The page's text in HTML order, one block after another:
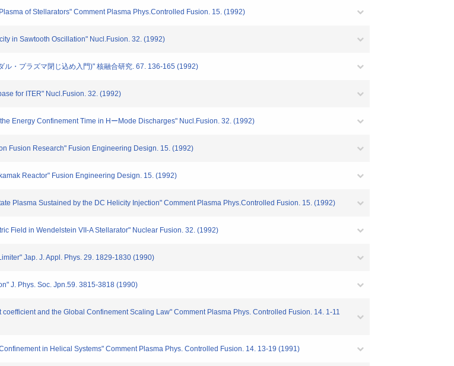
of Stellarators" Comment Plasma Phys.Controlled Fusion. 15. (1992)
in Sawtooth Oscillation" Nucl.Fusion. 32. (1992)
ル・プラズマ閉じ込め入門)" 核融合研究. 67. 136-165 (1992)
for ITER" Nucl.Fusion. 32. (1992)
Energy Confinement Time in HーMode Discharges" Nucl.Fusion. 32. (1992)
Fusion Research" Fusion Engineering Design. 15. (1992)
Reactor" Fusion Engineering Design. 15. (1992)
Plasma Sustained by the DC Helicity Injection" Comment Plasma Phys.Controlled Fusion. 15. (1992)
Field in Wendelstein VII-A Stellarator" Nuclear Fusion. 32. (1992)
Jap. J. Appl. Phys. 29. 1829-1830 (1990)
J. Phys. Soc. Jpn.59. 3815-3818 (1990)
and the Global Confinement Scaling Law" Comment Plasma Phys. Controlled Fusion. 14. 1-11
in Helical Systems" Comment Plasma Phys. Controlled Fusion. 14. 13-19 (1991)